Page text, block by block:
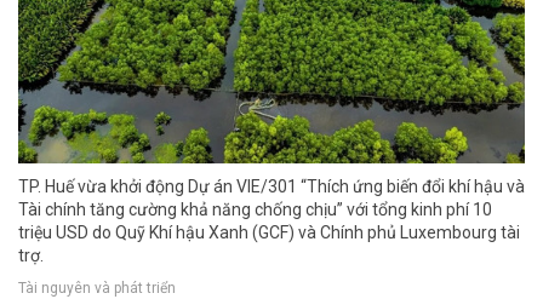
TP. Huế vừa khởi động Dự án VIE/301 “Thích ứng biến đổi khí hậu và
Tài chính tăng cường khả năng chống chịu” với tổng kinh phí 10
triệu USD do Quỹ Khí hậu Xanh (GCF) và Chính phủ Luxembourg tài
trợ.
Tài nguyên và phát triển